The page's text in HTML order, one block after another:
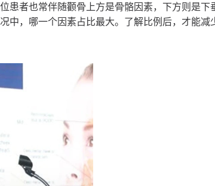
患者也常伴随颧骨上方是骨骼因素，下方则是
中，哪一个因素占比最大。了解比例后，才能